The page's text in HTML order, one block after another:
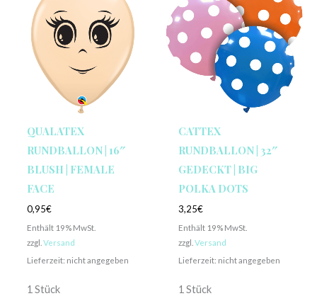
QUALATEX
RUNDBALLON | 16″
BLUSH | FEMALE
FACE
0,95€
Enthält 19% MwSt.
zzgl. Versand
Lieferzeit: nicht angegeben
1 Stück
CATTEX
RUNDBALLON | 32″
GEDECKT | BIG
POLKA DOTS
3,25€
Enthält 19% MwSt.
zzgl. Versand
Lieferzeit: nicht angegeben
1 Stück